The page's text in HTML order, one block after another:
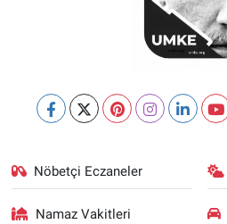
Nöbetçi Eczaneler
Namaz Vakitleri